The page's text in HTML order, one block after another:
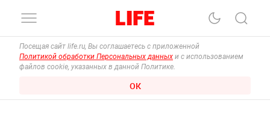
Посещая сайт life.ru, Вы соглашаетесь с приложенной
Политикой обработки Персональных данных и с использованием
файлов cookie, указанных в данной Политике.
ОК